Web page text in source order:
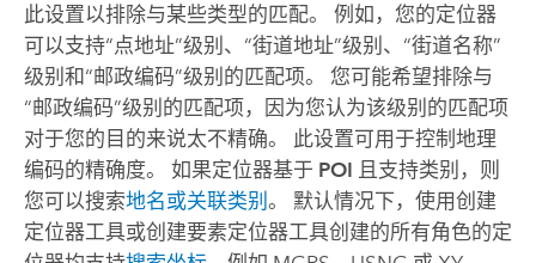
此设置以排除与某些类型的匹配。 例如，您的定位器
可以支持“点地址”级别、“街道地址”级别、“街道名称”
级别和“邮政编码”级别的匹配项。 您可能希望排除与
“邮政编码”级别的匹配项，因为您认为该级别的匹配项
对于您的目的来说太不精确。 此设置可用于控制地理
编码的精确度。 如果定位器基于 POI 且支持类别，则
您可以搜索地名或关联类别 。 默认情况下，使用创建
定位器工具或创建要素定位器工具创建的所有角色的定